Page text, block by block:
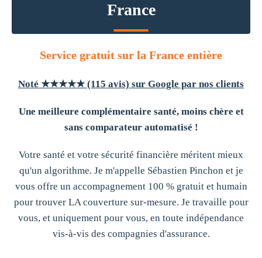
France
Service gratuit sur la France entière
Noté ★★★★★ (115 avis) sur Google par nos clients
Une meilleure complémentaire santé, moins chère et
sans comparateur automatisé !
Votre santé et votre sécurité financière méritent mieux
qu'un algorithme. Je m'appelle Sébastien Pinchon et je
vous offre un accompagnement 100 % gratuit et humain
pour trouver LA couverture sur-mesure. Je travaille pour
vous, et uniquement pour vous, en toute indépendance
vis-à-vis des compagnies d'assurance.